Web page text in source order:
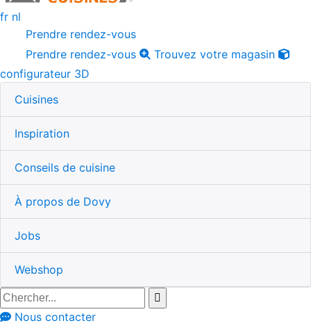
fr nl
Prendre rendez-vous
Prendre rendez-vous
Trouvez votre magasin
configurateur 3D
Cuisines
Inspiration
Conseils de cuisine
À propos de Dovy
Jobs
Webshop
Nous contacter